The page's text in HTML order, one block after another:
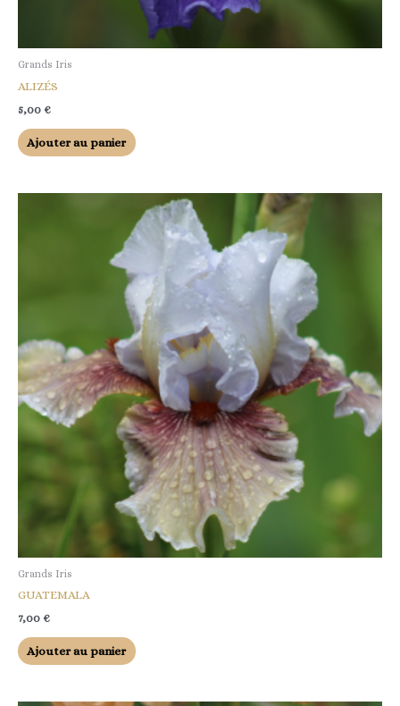
Grands Iris
ALIZÉS
5,00 €
Ajouter au panier
Grands Iris
GUATEMALA
7,00 €
Ajouter au panier